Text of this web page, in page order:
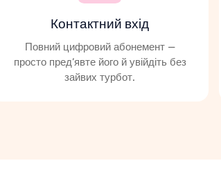
Контактний вхід
Повний цифровий абонемент —
просто пред’явте його й увійдіть без
зайвих турбот.